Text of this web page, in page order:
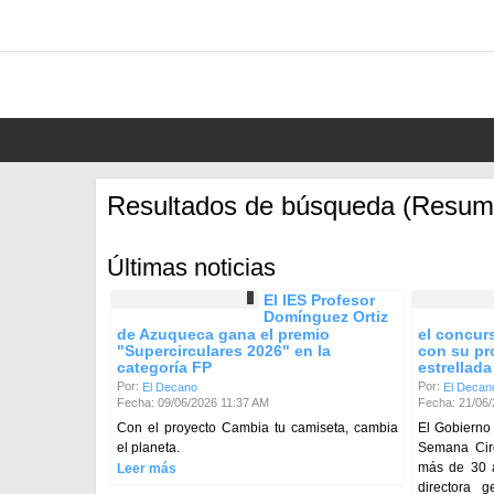
Resultados de búsqueda
Últimas noticias
El IES Profesor
Domínguez Ortiz
de Azuqueca gana el premio
"Supercirculares 2026" en la
categoría FP
Por: El Decano
Fecha: 09/06/2026 11:37 AM
Con el proyecto Cambia tu camiseta, cambia
el planeta.
Leer más
el
con su
estrellada
Por: El
Fecha: 21/
El
Semana
más de 30
directora